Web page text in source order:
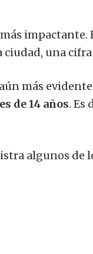
impactante.
ciudad, una
más
de 14 años. Es
algunos de